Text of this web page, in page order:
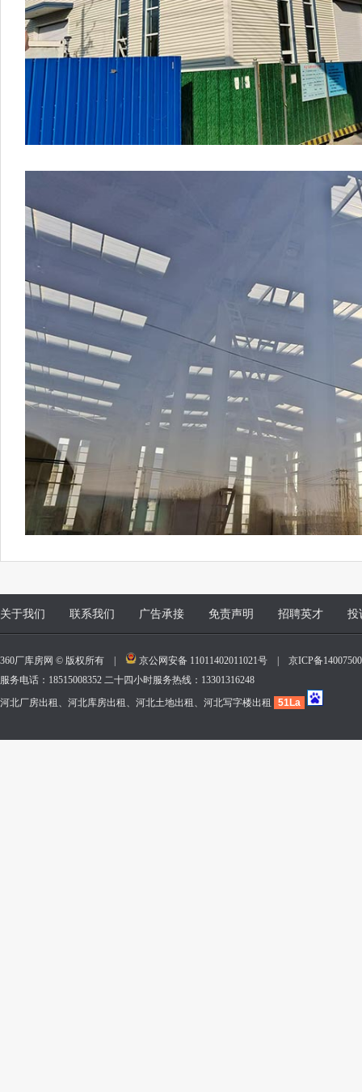
关于我们 联系我们 广告承接 免责声明 招聘英才 投
360厂库房网 © 版权所有 | 京公网安备 11011402011021号
京ICP备
服务电话：18515008352 二十四小时服务热线：13301316248
河北厂房出租、河北库房出租、河北土地出租、河北写字楼出租
51La